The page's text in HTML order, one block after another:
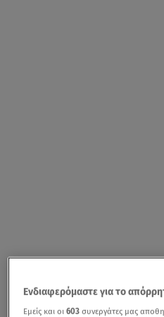
Ενδιαφερόμαστε για το
Εμείς και οι603 συνεργάτες μας